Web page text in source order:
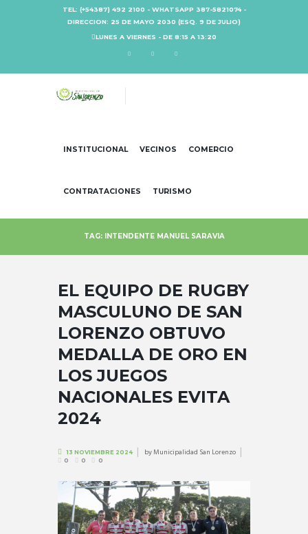
TEL: (+54387) 492 2100 - WHATSAPP 387-5821074 -
DIRECCION: 25 DE MAYO 2030 (ESQ. 9 DE JULIO)
LUNES A VIERNES - DE 8:15 A 13:20
INSTITUCIONAL VECINOS COMERCIO
CONTRATACIONES TURISMO
TAG: INTENDENTE MANUEL SARAVIA
EL EQUIPO DE RUGBY
MASCULUNO DE SAN
LORENZO OBTUVO
MEDALLA DE ORO EN
LOS JUEGOS
NACIONALES EVITA
2024
13 NOVIEMBRE 2024 byMunicipalidad San Lorenzo
0 0 0